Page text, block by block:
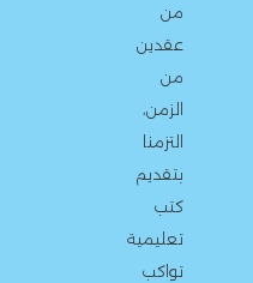
من
عقدين
من
الزمن،
التزمنا
بتقديم
كتب
تعليمية
تواكب